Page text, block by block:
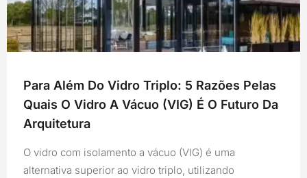
Para Além Do Vidro Triplo: 5 Razões Pelas
Quais O Vidro A Vácuo (VIG) É O Futuro Da
Arquitetura
O vidro com isolamento a vácuo (VIG) é uma
alternativa superior ao vidro triplo, utilizando